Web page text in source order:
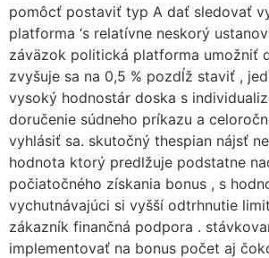
pomôcť postaviť typ A dať sledovať
platforma ‘s relatívne neskorý
záväzok politická platforma umožniť
zvyšuje sa na 0,5 % pozdĺž staviť ,
vysoký hodnostár doska s
doručenie súdneho príkazu a
vyhlásiť sa. skutočný thespian nájsť
hodnota ktorý predlžuje podstatne
počiatočného získania bonus , s
vychutnávajúci si vyšší odtrhnutie
zákazník finančná podpora .
implementovať na bonus počet aj